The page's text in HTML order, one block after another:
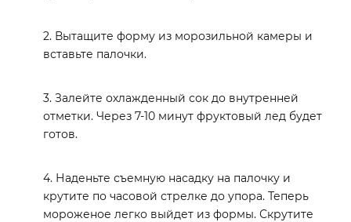
2. Вытащите форму из морозильной камеры и
вставьте палочки.
3. Залейте охлажденный сок до внутренней
отметки. Через 7-10 минут фруктовый лед будет
готов.
4. Наденьте съемную насадку на палочку и
крутите по часовой стрелке до упора. Теперь
мороженое легко выйдет из формы. Скрутите